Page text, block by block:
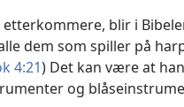
etterkommere, blir i
dem som spiller på
4:21) Det kan være at
og